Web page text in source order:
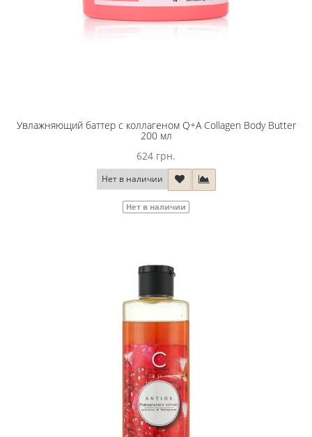
Увлажняющий баттер с коллагеном Q+A Collagen Body Butter
200 мл
624 грн.
Нет в наличии
Нет в наличии